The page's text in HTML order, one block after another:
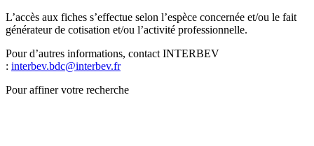
L’accès aux fiches s’effectue selon l’espèce concernée et/ou le fait
générateur de cotisation et/ou l’activité professionnelle.
Pour d’autres informations, contact INTERBEV
: interbev.bdc@interbev.fr
Pour affiner votre recherche